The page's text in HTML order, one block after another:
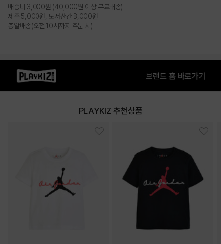
BLACK
배송비 3,000원 (40,000원 이상 무료배송)
제주 5,000원, 도서산간 8,000원
총알배송(오전 10시까지 주문 시)
PLAYKIZ 추천상품